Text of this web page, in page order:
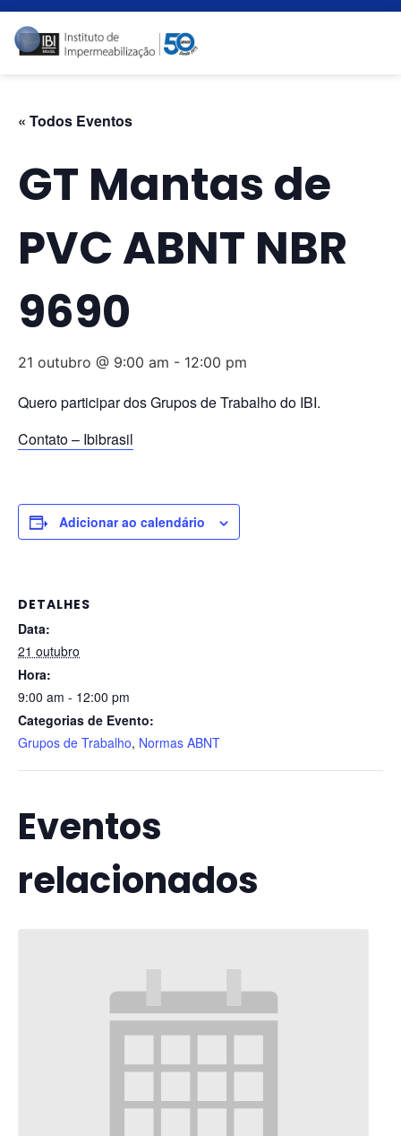
« Todos Eventos
GT Mantas de
PVC ABNT NBR
9690
21 outubro @ 9:00 am - 12:00 pm
Quero participar dos Grupos de Trabalho do IBI.
Contato – Ibibrasil
Adicionar ao calendário
DETALHES
Data:
21 outubro
Hora:
9:00 am - 12:00 pm
Categorias de Evento:
Grupos de Trabalho, Normas ABNT
Eventos
relacionados